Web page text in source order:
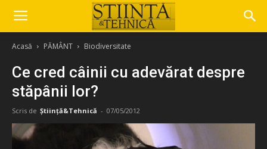
Acasă PĂMÂNT Biodiversitate
Ce cred câinii cu adevărat despre
stăpânii lor?
Scris de Știință&Tehnică - 07/05/2012